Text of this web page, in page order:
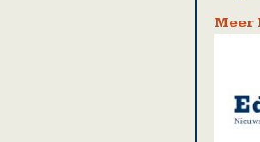
Meer